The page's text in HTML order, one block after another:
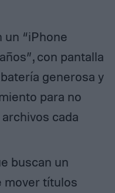
un “iPhone
con pantalla
generosa y
para no
cada
buscan un
mover títulos